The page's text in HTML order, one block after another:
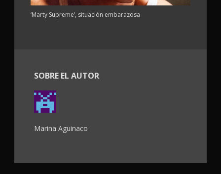
‘Marty Supreme’, situación embarazosa
SOBRE EL AUTOR
Marina Aguinaco